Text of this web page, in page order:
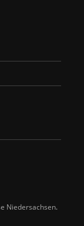
Niedersachsen.